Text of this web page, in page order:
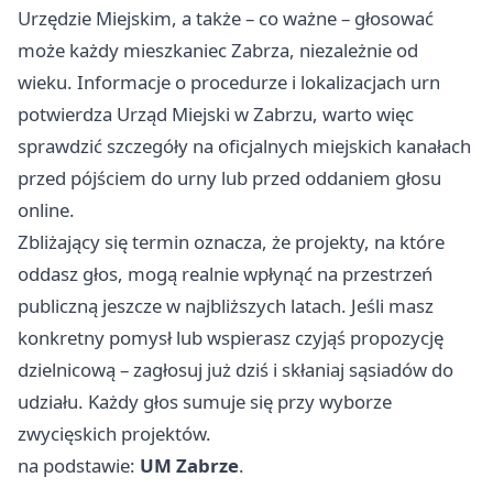
Urzędzie Miejskim, a także – co ważne – głosować
może każdy mieszkaniec Zabrza, niezależnie od
wieku. Informacje o procedurze i lokalizacjach urn
potwierdza Urząd Miejski w Zabrzu, warto więc
sprawdzić szczegóły na oficjalnych miejskich kanałach
przed pójściem do urny lub przed oddaniem głosu
online.
Zbliżający się termin oznacza, że projekty, na które
oddasz głos, mogą realnie wpłynąć na przestrzeń
publiczną jeszcze w najbliższych latach. Jeśli masz
konkretny pomysł lub wspierasz czyjąś propozycję
dzielnicową – zagłosuj już dziś i skłaniaj sąsiadów do
udziału. Każdy głos sumuje się przy wyborze
zwycięskich projektów.
na podstawie: UM Zabrze.